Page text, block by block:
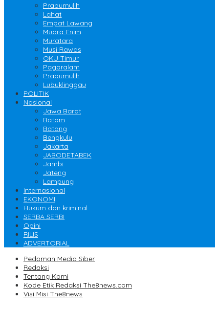
Prabumulih
Lahat
Empat Lawang
Muara Enim
Muratara
Musi Rawas
OKU Timur
Pagaralam
Prabumulih
Lubuklinggau
POLITIK
Nasional
Jawa Barat
Batam
Batang
Bengkulu
Jakarta
JABODETABEK
Jambi
Jateng
Lampung
Internasional
EKONOMI
Hukum dan kriminal
SERBA SERBI
Opini
RILIS
ADVERTORIAL
Pedoman Media Siber
Redaksi
Tentang Kami
Kode Etik Redaksi The8news.com
Visi Misi The8news